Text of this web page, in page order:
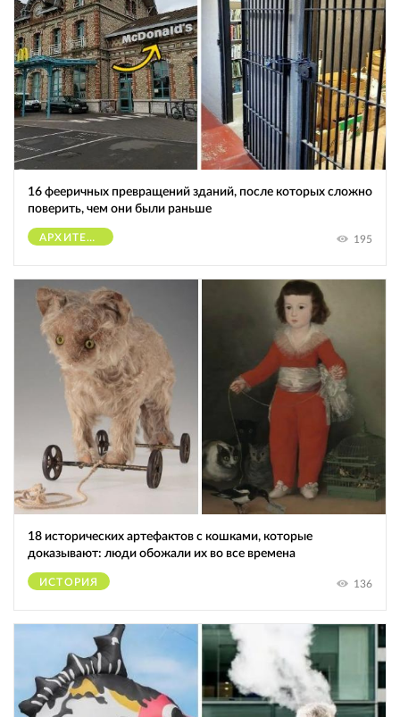
16 фееричных превращений зданий, после которых сложно
поверить, чем они были раньше
АРХИТЕКТУРА 195
18 исторических артефактов с кошками, которые
доказывают: люди обожали их во все времена
ИСТОРИЯ 136